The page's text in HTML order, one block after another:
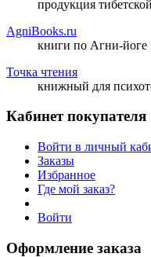
продукция
AgniBooks.ru
книги по Агни-йоге
Точка чтения
книжный для
Кабинет покупателя
Войти в личный
Заказы
Избранное
Где мой заказ?
Войти
Оформление заказа